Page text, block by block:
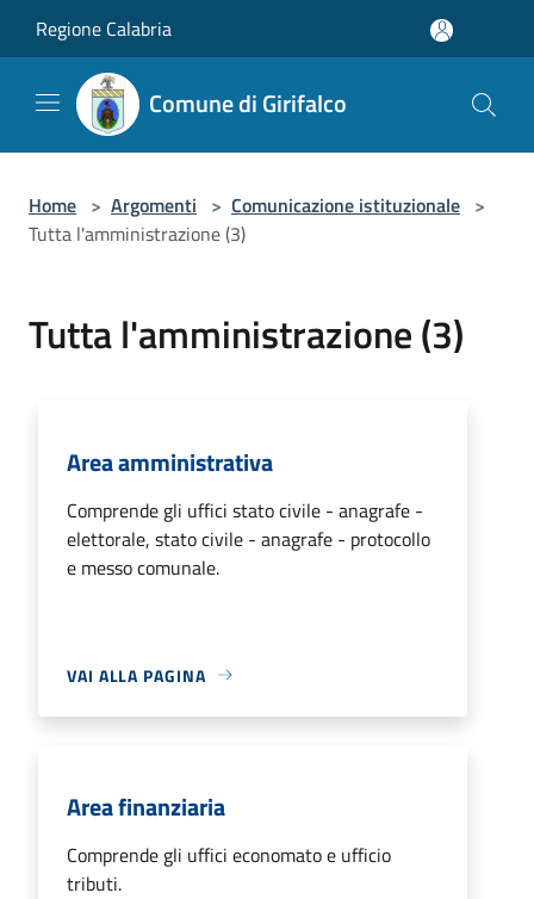
Regione Calabria
Comune di Girifalco
Home > Argomenti > Comunicazione istituzionale >
Tutta l'amministrazione (3)
Tutta l'amministrazione (3)
Area amministrativa
Comprende gli uffici stato civile - anagrafe -
elettorale, stato civile - anagrafe - protocollo
e messo comunale.
VAI ALLA PAGINA
Area finanziaria
Comprende gli uffici economato e ufficio
tributi.